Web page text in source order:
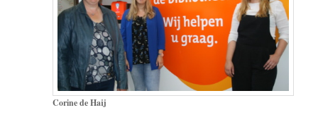
Corine de Haij